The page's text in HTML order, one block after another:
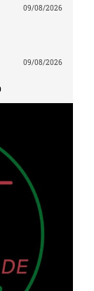
09/08/2026
09/08/2026